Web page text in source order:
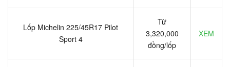
Lốp Michelin 225/45R17 Pilot
Sport 4
Từ
3,320,000
đồng/lốp
XEM